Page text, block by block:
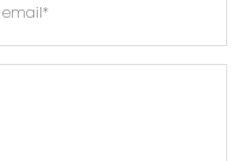
email*